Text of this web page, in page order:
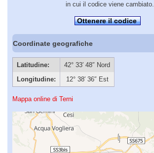
in cui il codice viene cambiato.
Ottenere il codice
Coordinate geografiche
Latitudine:
42° 33′ 48″ Nord
Longitudine:
12° 38′ 36″ Est
Mappa online di Terni